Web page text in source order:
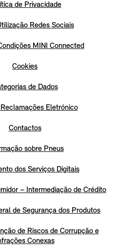
de Privacidade
Redes Sociais
MINI Connected
Cookies
de Dados
Eletrónico
Contactos
sobre Pneus
dos Serviços Digitais
– Intermediação de Crédito
de Segurança dos Produtos
de Riscos de Corrupção e
Conexas